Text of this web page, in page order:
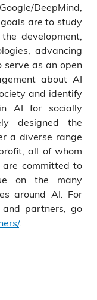
DeepMind,
are to study
development,
advancing
serve as an open
about AI
and identify
AI for socially
designed the
a diverse range
all of whom
committed to
on the many
around AI. For
partners, go
.